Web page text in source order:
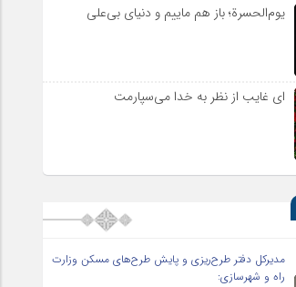
یوم‌الحسرة؛ باز هم ماییم و دنیای بی‌علی
ای غایب از نظر به خدا می‌سپارمت
مدیرکل دفتر طرح‌ریزی و پایش طرح‌های مسکن وزارت
راه و شهرسازی: